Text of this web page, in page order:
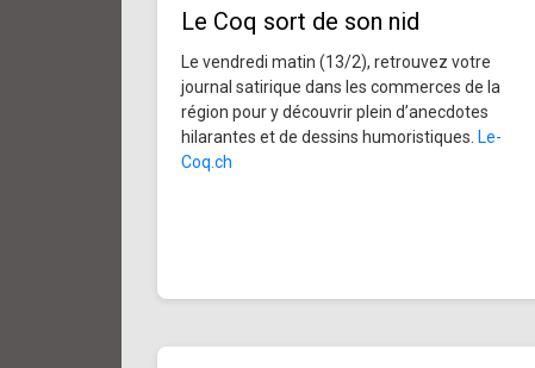
Le Coq sort de son nid
Le vendredi matin (13/2), retrouvez votre
journal satirique dans les commerces de la
région pour y découvrir plein d’anecdotes
hilarantes et de dessins humoristiques. Le-
Coq.ch